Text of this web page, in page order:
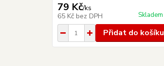
79 Kč/ks
65 Kč bez DPH
Přidat do košíku